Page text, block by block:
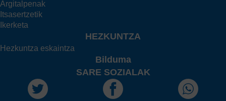
Argitalpenak
Itsasertzetik
Ikerketa
HEZKUNTZA
Hezkuntza eskaintza
Bilduma
SARE SOZIALAK